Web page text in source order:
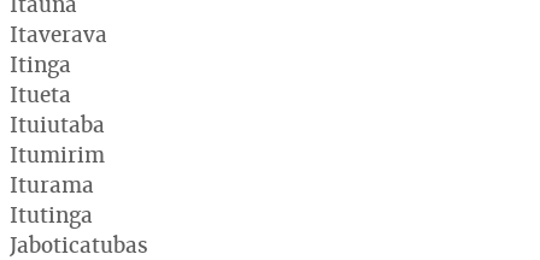
Itaverava
Itinga
Itueta
Ituiutaba
Itumirim
Iturama
Itutinga
Jaboticatubas